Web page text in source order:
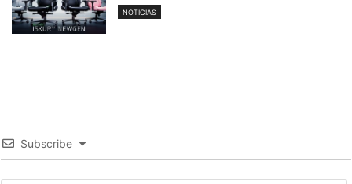
NOTICIAS
Subscribe